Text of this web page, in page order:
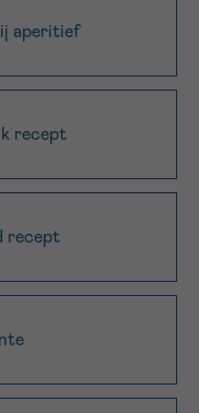
aperitief
recept
recept